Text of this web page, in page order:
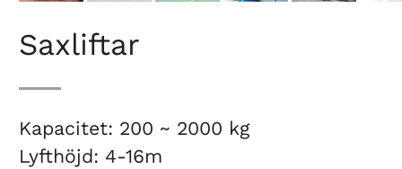
Saxliftar
Kapacitet: 200 ~ 2000 kg
Lyfthöjd: 4-16m